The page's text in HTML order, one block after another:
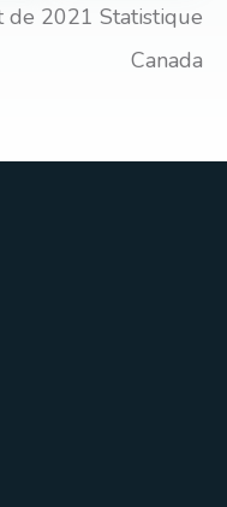
de 2021 Statistique
Canada